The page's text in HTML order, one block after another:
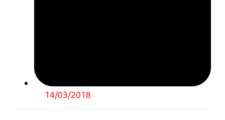
14/03/2018